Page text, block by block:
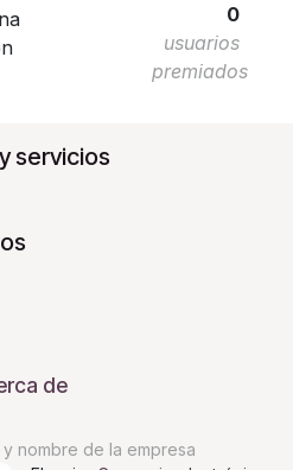
0
usuarios
premiados
servicios
de
nombre de la empresa